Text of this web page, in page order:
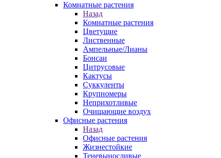
Комнатные растения
Назад
Комнатные растения
Цветущие
Лиственные
Ампельные/Лианы
Бонсаи
Цитрусовые
Кактусы
Суккуленты
Крупномеры
Неприхотливые
Очищающие воздух
Офисные растения
Назад
Офисные растения
Жизнестойкие
Теневыносливые